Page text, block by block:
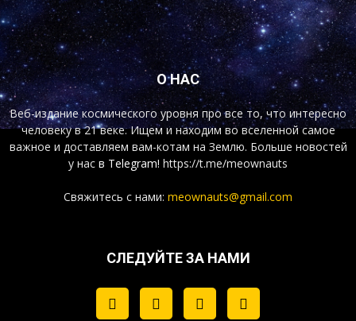
О НАС
Веб-издание космического уровня про все то, что интересно
человеку в 21 веке. Ищем и находим во вселенной самое
важное и доставляем вам-котам на Землю. Больше новостей
у нас в Telegram! https://t.me/meownauts
Свяжитесь с нами: meownauts@gmail.com
СЛЕДУЙТЕ ЗА НАМИ